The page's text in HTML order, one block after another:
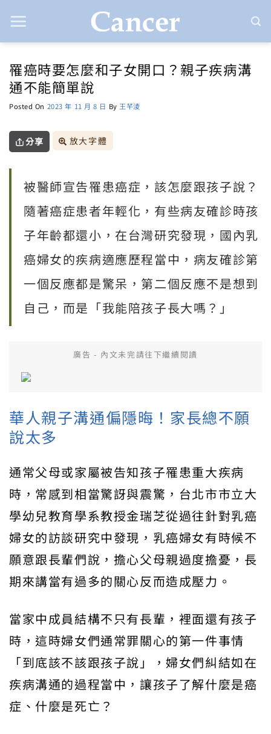
to
罹癌時要怎麼和子女開口？親子疾病溝
通不能簡單說
Posted On 2023 年 11 月 8 日 By 王芊淩
分享 放大字體
被醫師宣告罹患癌症，該怎麼跟孩子說？
隨著癌症患者年輕化，有些病友確診時孩
子年齡都還小，在台灣研究發現，國內乳
癌婦女的疾病適應歷程當中，病友確診第
一個反應都是驚呆，第二個反應不是想到
自己，而是「我能陪孩子長大嗎？」
廣告 - 內文未完請往下繼續閱讀
華人親子溝通偏隱晦！家長總不願
說太多
通常父母或家屬被告知孩子罹患重大疾病
時，常感到相當驚訝與震驚，台北市市立大
學幼兒教育學系教授金瑞芝從過往針對乳癌
婦女的訪談研究中發現，乳癌婦女有時候不
願意跟長輩們說，擔心父母親過度擔憂，長
期來講當有過多的關心反而造成壓力。
當家中成員結構不只有長輩，裡面還有孩子
時，這時婦女們通常罪關心的第一件事情
「到底該不該跟孩子說」，婦女們糾結如在
疾病溝通的過程當中，讓孩子了解什麼是癌
症、什麼是死亡？